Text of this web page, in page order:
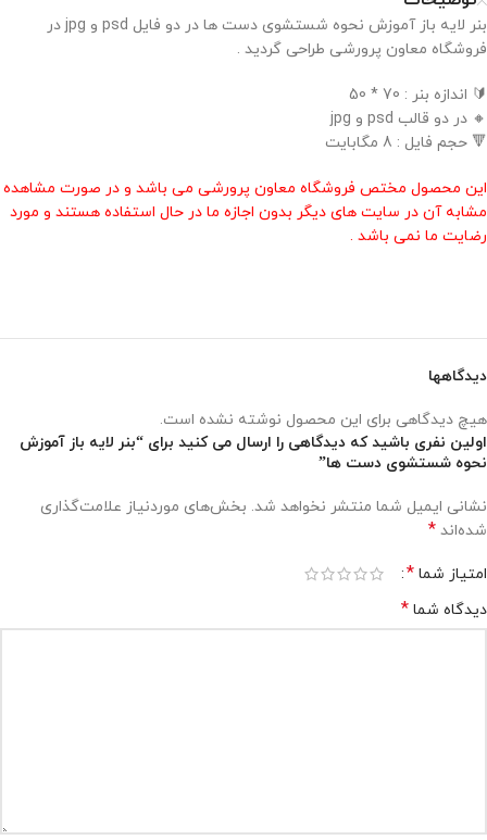
بنر لایه باز آموزش نحوه شستشوی دست ها در دو فایل psd و jpg در
فروشگاه معاون پرورشی طراحی گردید .
🔰 اندازه بنر : 70 * 50
🔸 در دو قالب psd و jpg
🔻 حجم فایل : 8 مگابایت
این محصول مختص فروشگاه معاون پرورشی می باشد و در صورت مشاهده
مشابه آن در سایت های دیگر بدون اجازه ما در حال استفاده هستند و مورد
رضایت ما نمی باشد .
دیدگاهها
هیچ دیدگاهی برای این محصول نوشته نشده است.
اولین نفری باشید که دیدگاهی را ارسال می کنید برای “بنر لایه باز آموزش
نحوه شستشوی دست ها”
نشانی ایمیل شما منتشر نخواهد شد. بخش‌های موردنیاز علامت‌گذاری
شده‌اند *
امتیاز شما *
دیدگاه شما *